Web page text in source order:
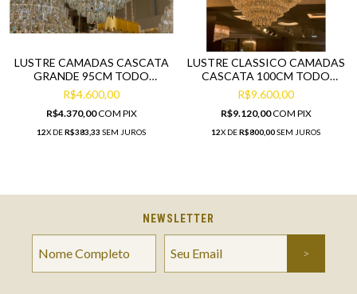
LUSTRE CAMADAS CASCATA
GRANDE 95CM TODO
CRISTAIS
R$4.600,00
R$4.370,00COM PIX
12X DER$383,33 SEM JUROS
LUSTRE CLASSICO CAMADAS
CASCATA 100CM TODO
PINGENTES
R$9.600,00
R$9.120,00COM PIX
12X DER$800,00SEM JUROS
NEWSLETTER